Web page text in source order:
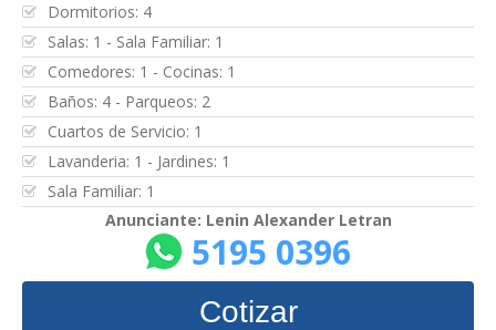
Dormitorios: 4
Salas: 1 - Sala Familiar: 1
Comedores: 1 - Cocinas: 1
Baños: 4 - Parqueos: 2
Cuartos de Servicio: 1
Lavanderia: 1 - Jardines: 1
Sala Familiar: 1
Anunciante: Lenin Alexander Letran
5195 0396
Cotizar